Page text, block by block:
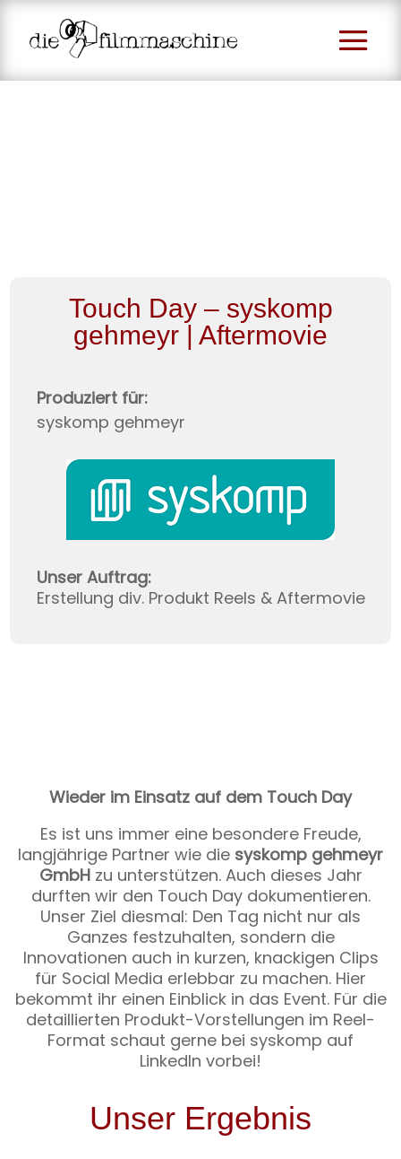
Touch Day – syskomp
gehmeyr | Aftermovie
Produziert für:
syskomp gehmeyr
Unser Auftrag:
Erstellung div. Produkt Reels & Aftermovie
Wieder im Einsatz auf dem Touch Day
Es ist uns immer eine besondere Freude,
langjährige Partner wie die syskomp gehmeyr
GmbHzu unterstützen. Auch dieses Jahr
durften wir den Touch Day dokumentieren.
Unser Ziel diesmal: Den Tag nicht nur als
Ganzes festzuhalten, sondern die
Innovationen auch in kurzen, knackigen Clips
für Social Media erlebbar zu machen. Hier
bekommt ihr einen Einblick in das Event. Für die
detaillierten Produkt-Vorstellungen im Reel-
Format schaut gerne bei syskomp auf
LinkedIn vorbei!
Unser Ergebnis